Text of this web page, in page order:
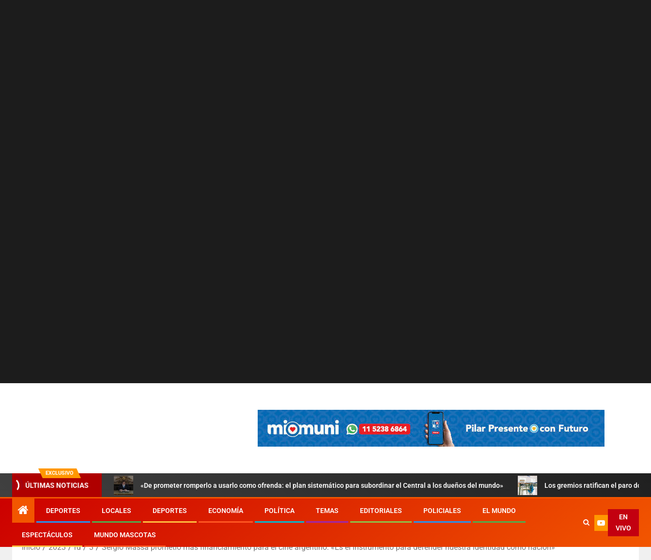
EXCLUSIVO
ÚLTIMAS NOTICIAS «De prometer romperlo a usarlo como ofrenda: el plan sistemático para subordinar el Central a los dueños del mundo» Los gremios ratifican el paro
DEPORTES LOCALES DEPORTES ECONOMÍA POLÍTICA TEMAS EDITORIALES POLICIALES EL MUNDO
ESPECTÁCULOS MUNDO MASCOTAS
EN
VIVO
Inicio 2023 rd 3 Sergio Massa prometió más financiamiento para el cine argentino: «Es el instrumento para defender nuestra identidad como nación»